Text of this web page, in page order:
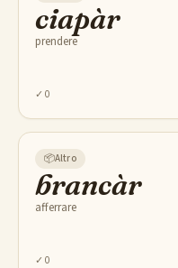
ciapàr
prendere
✓ 0
📦Altro
brancàr
afferrare
✓ 0